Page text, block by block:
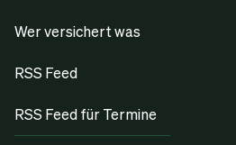
Wer versichert was
RSS Feed
RSS Feed für Termine